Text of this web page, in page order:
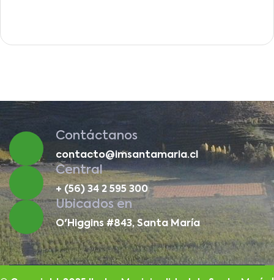
Contáctanos
contacto@imsantamaria.cl
Central
+ (56) 34 2 595 300
Ubicados en
O'Higgins #843, Santa María